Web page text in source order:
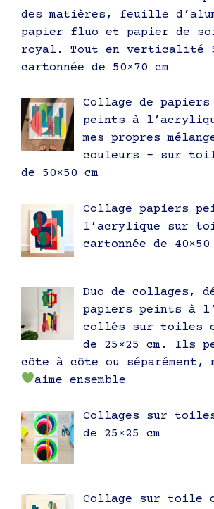
des matières, feuille
papier fluo et papier de
royal. Tout en verticalité
cartonnée de 50×70 cm
Collage de
peints à
mes propres
couleurs – sur
de 50×50 cm
Collage papiers
l’acrylique sur
cartonnée de 40×50
Duo de collages,
papiers peints à
collés sur toiles
de 25×25 cm. Ils
côte à côte ou séparément,
aime ensemble
Collages sur
de 25×25 cm
Collage sur toile